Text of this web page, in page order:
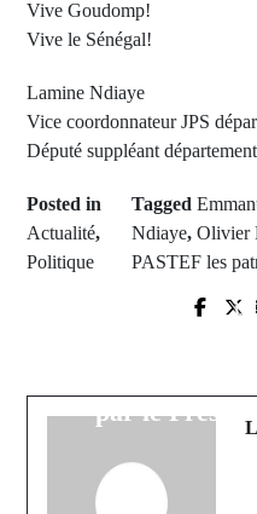
Vive Goudomp!
Vive le Sénégal!
Lamine Ndiaye
Vice coordonnateur JPS
Député suppléant
Posted in
Actualité,
Politique
Tagged
Ndiaye,Olivier
PASTEF les
par le